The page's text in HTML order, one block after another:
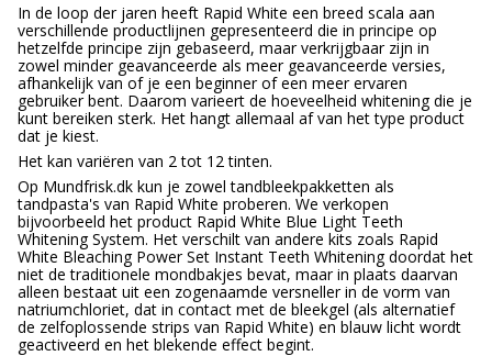
In de loop der jaren heeft Rapid White een breed scala aan
verschillende productlijnen gepresenteerd die in principe op
hetzelfde principe zijn gebaseerd, maar verkrijgbaar zijn in
zowel minder geavanceerde als meer geavanceerde versies,
afhankelijk van of je een beginner of een meer ervaren
gebruiker bent. Daarom varieert de hoeveelheid whitening die je
kunt bereiken sterk. Het hangt allemaal af van het type product
dat je kiest.
Het kan variëren van 2 tot 12 tinten.
Op Mundfrisk.dk kun je zowel tandbleekpakketten als
tandpasta's van Rapid White proberen. We verkopen
bijvoorbeeld het product Rapid White Blue Light Teeth
Whitening System. Het verschilt van andere kits zoals Rapid
White Bleaching Power Set Instant Teeth Whitening doordat het
niet de traditionele mondbakjes bevat, maar in plaats daarvan
alleen bestaat uit een zogenaamde versneller in de vorm van
natriumchloriet, dat in contact met de bleekgel (als alternatief
de zelfoplossende strips van Rapid White) en blauw licht wordt
geactiveerd en het blekende effect begint.